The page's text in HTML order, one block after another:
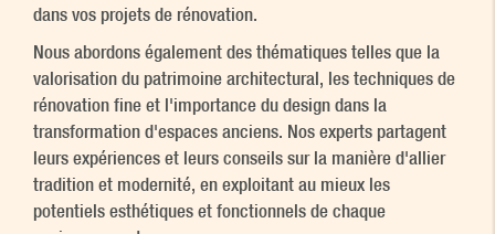
dans vos projets de rénovation.
Nous abordons également des thématiques telles que la
valorisation du patrimoine architectural, les techniques de
rénovation fine et l'importance du design dans la
transformation d'espaces anciens. Nos experts partagent
leurs expériences et leurs conseils sur la manière d'allier
tradition et modernité, en exploitant au mieux les
potentiels esthétiques et fonctionnels de chaque